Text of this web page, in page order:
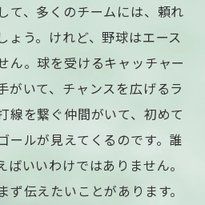
て、多くのチームには、頼れ
ょう。けれど、野球はエース
ん。球を受けるキャッチャー
がいて、チャンスを広げるラ
線を繋ぐ仲間がいて、初めて
ールが見えてくるのです。誰
いいわけではありません。
ず伝えたいことがあります。